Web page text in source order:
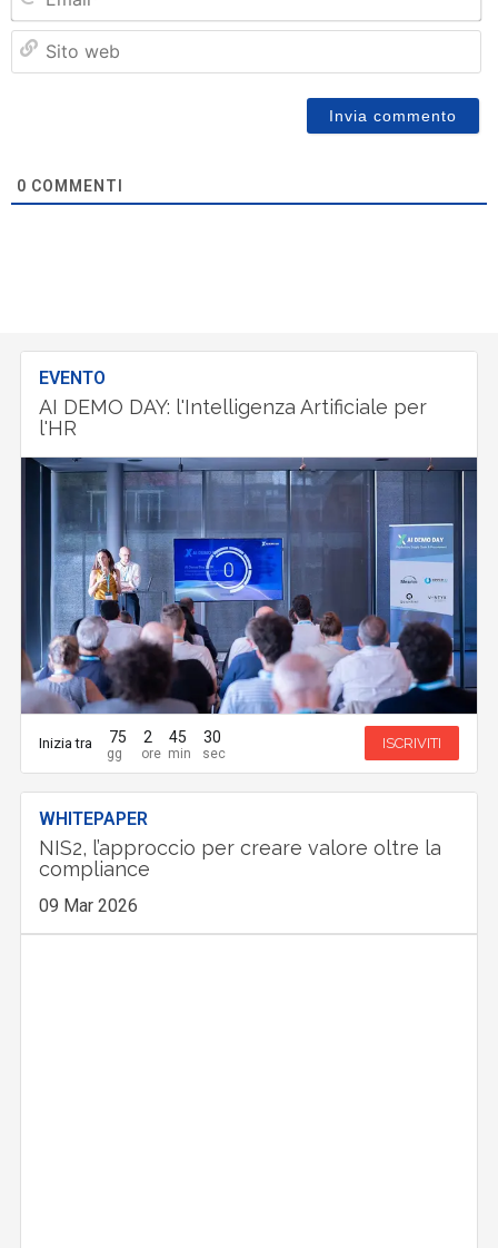
0 COMMENTI
EVENTO
AI DEMO DAY: l'Intelligenza Artificiale per
l'HR
Inizia tra 75 2 45 29 ISCRIVITI
WHITEPAPER
NIS2, l’approccio per creare valore oltre la
compliance
09 Mar 2026